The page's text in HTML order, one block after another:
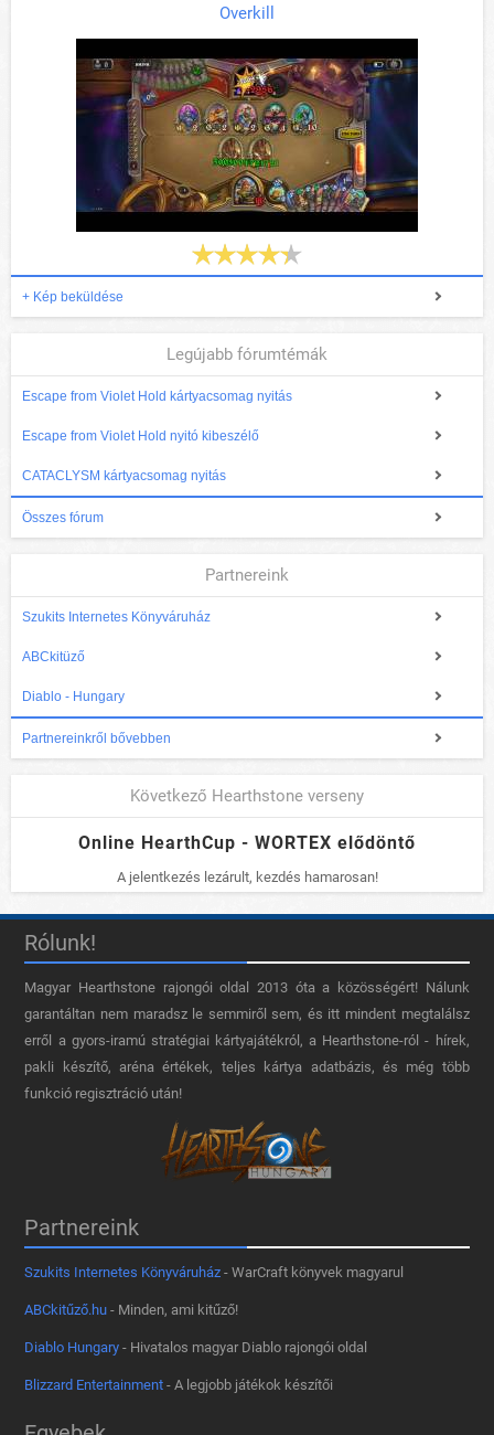
Overkill
+ Kép beküldése
Legújabb fórumtémák
Escape from Violet Hold kártyacsomag nyitás
Escape from Violet Hold nyitó kibeszélő
CATACLYSM kártyacsomag nyitás
Összes fórum
Partnereink
Szukits Internetes Könyváruház
ABCkitüző
Diablo - Hungary
Partnereinkről bővebben
Következő Hearthstone verseny
Online HearthCup - WORTEX elődöntő
A jelentkezés lezárult, kezdés hamarosan!
Rólunk!
Magyar Hearthstone​ rajongói oldal 2013 óta a közösségért! Nálunk
garantáltan nem maradsz le semmiről sem, és itt mindent megtalálsz
erről a gyors-iramú stratégiai kártyajátékról, a Hearthstone-ról - hírek,
pakli készítő, aréna értékek, teljes kártya adatbázis, és még több
funkció regisztráció után!
Partnereink
Szukits Internetes Könyváruház - WarCraft könyvek magyarul
ABCkitűző.hu - Minden, ami kitűző!
Diablo Hungary - Hivatalos magyar Diablo rajongói oldal
Blizzard Entertainment - A legjobb játékok készítői